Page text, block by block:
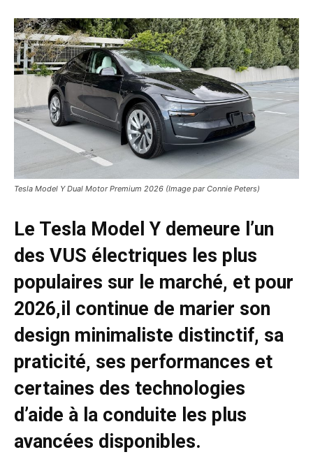
Tesla Model Y Dual Motor Premium 2026 (Image par Connie Peters)
Le Tesla Model Y demeure l’un
des VUS électriques les plus
populaires sur le marché, et pour
2026,il continue de marier son
design minimaliste distinctif, sa
praticité, ses performances et
certaines des technologies
d’aide à la conduite les plus
avancées disponibles.